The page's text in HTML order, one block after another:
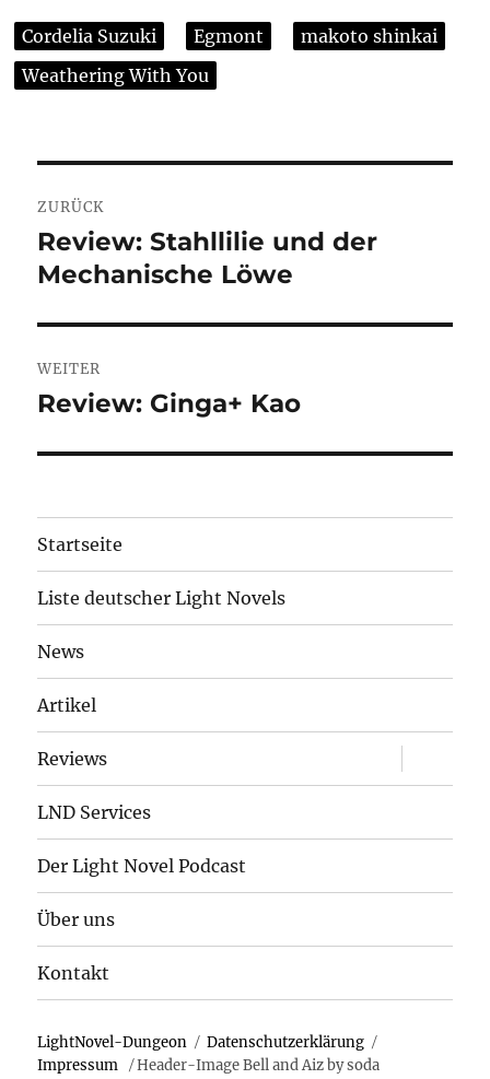
Cordelia Suzuki Egmont
makoto shinkai
Weathering With You
ZURÜCK
Vorheriger
Beitrag:
Review: Stahllilie und der
Mechanische Löwe
WEITER
Nächster
Review: Ginga+ Kao
Startseite
Liste deutscher Light Novels
News
Artikel
Reviews
öffnen
LND Services
Der Light Novel Podcast
Über uns
Kontakt
LightNovel-Dungeon
Datenschutzerklärung
Impressum
Header-Image Bell and Aiz by soda